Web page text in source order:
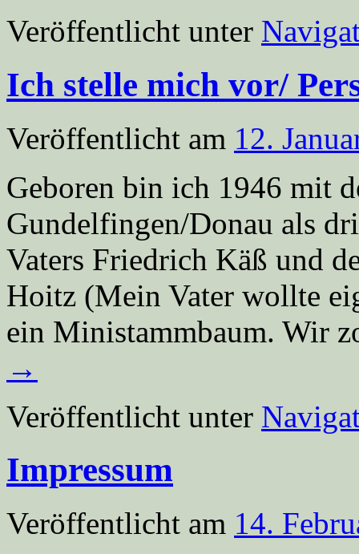
Veröffentlicht unter
Ich stelle mich vor/
Veröffentlicht am 12.
Geboren bin ich 1946 mit
Gundelfingen/Donau als
Vaters Friedrich Käß und
Hoitz (Mein Vater wollte
ein Ministammbaum. Wir
→
Veröffentlicht unter
Impressum
Veröffentlicht am 14.